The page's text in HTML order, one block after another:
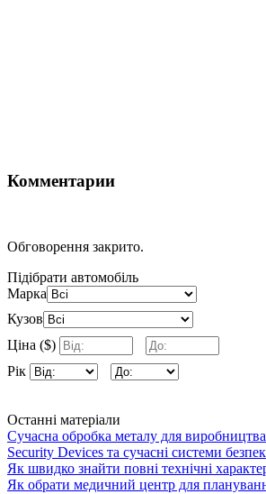
Комментарии
Обговорення закрито.
Підібрати автомобіль
Марка
Кузов
Ціна ($)
Рік
Останні матеріали
Сучасна обробка металу для виробництва
Security Devices та сучасні системи
Як швидко знайти повні технічні
Як обрати медичний центр для